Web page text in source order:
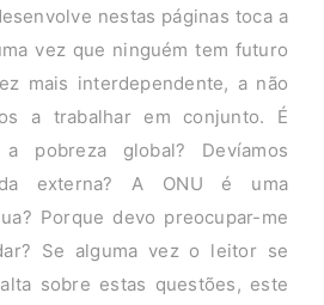
nestas páginas toca a
vez que ninguém tem futuro
mais interdependente, a não
a trabalhar em conjunto. É
pobreza global? Devíamos
externa? A ONU é uma
Porque devo preocupar-me
Se alguma vez o leitor se
sobre estas questões, este